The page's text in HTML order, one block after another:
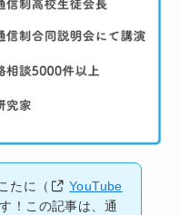
たに（
YouTube
！この記事は、通